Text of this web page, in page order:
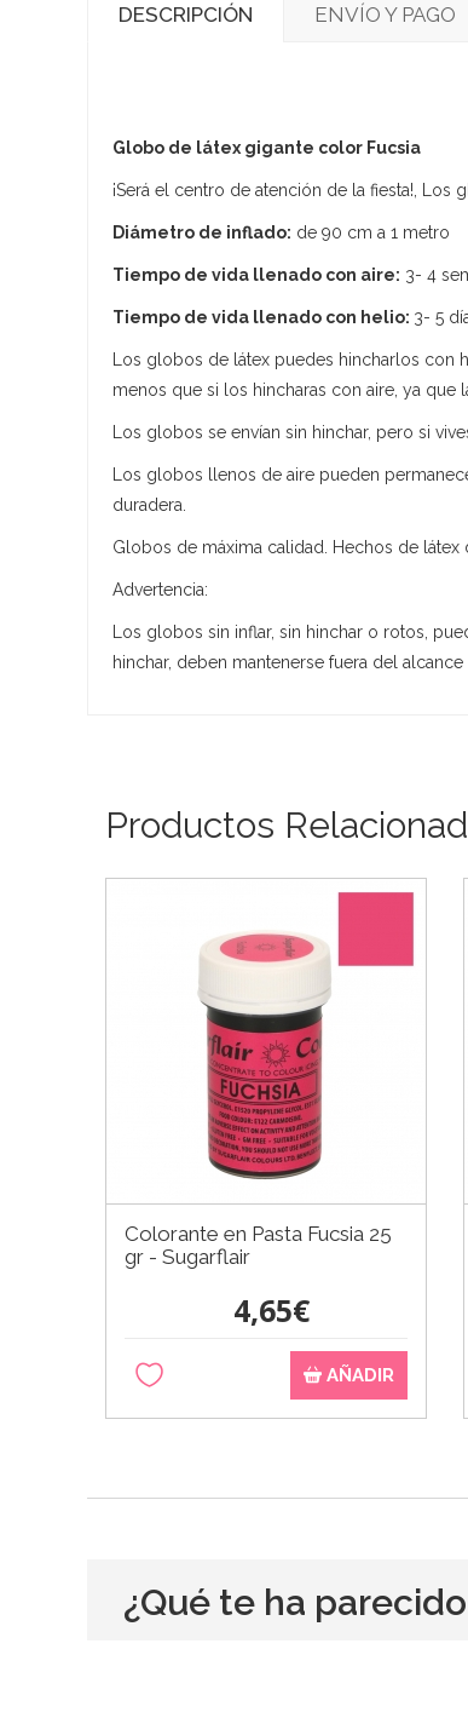
DESCRIPCIÓN ENVÍO Y PAGO
Globo de látex gigante color Fucsia
¡Será el centro de atención de la fiesta!,
Diámetro de inflado: de 90 cm a 1 metro
Tiempo de vida llenado con aire: 3- 4
Tiempo de vida llenado con helio: 3- 5
Los globos de látex puedes hincharlos con
menos que si los hincharas con aire, ya que
Los globos se envían sin hinchar, pero si
Los globos llenos de aire pueden
duradera.
Globos de máxima calidad. Hechos de
Advertencia:
Los globos sin inflar, sin hinchar o rotos,
hinchar, deben mantenerse fuera del
Productos
Colorante en Pasta Fucsia 25
gr - Sugarflair
4,65€
AÑADIR
¿Qué te ha